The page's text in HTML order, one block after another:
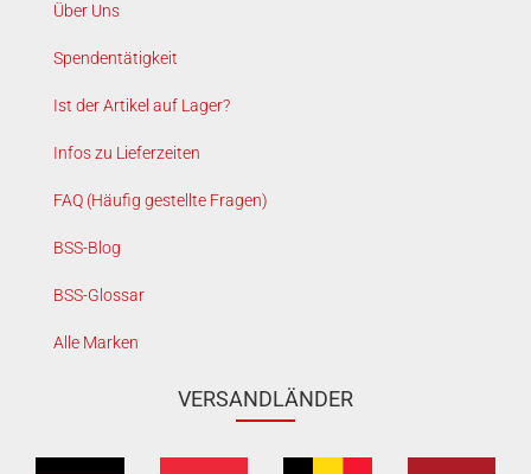
Über Uns
Spendentätigkeit
Ist der Artikel auf Lager?
Infos zu Lieferzeiten
FAQ (Häufig gestellte Fragen)
BSS-Blog
BSS-Glossar
Alle Marken
VERSANDLÄNDER